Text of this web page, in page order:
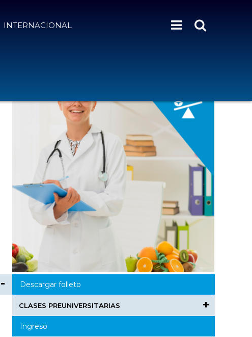
INTERNACIONAL
Descargar folleto
CLASES PREUNIVERSITARIAS
Ingreso